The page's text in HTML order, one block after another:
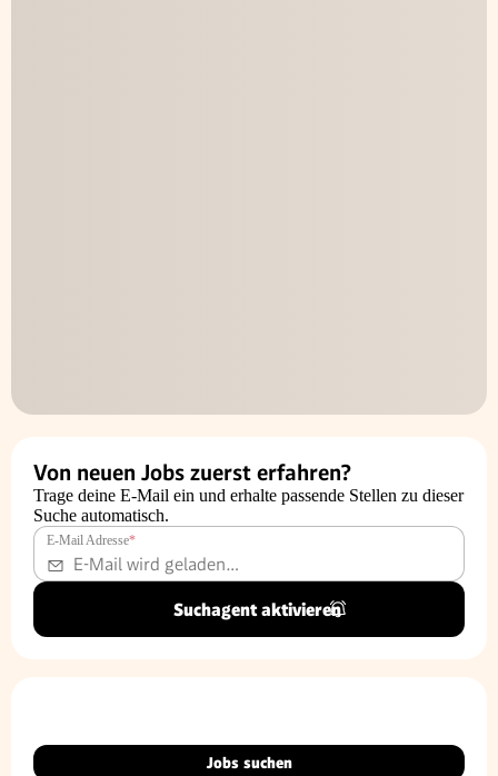
Von neuen Jobs zuerst erfahren?
Trage deine E-Mail ein und erhalte passende Stellen zu dieser
Suche automatisch.
E-Mail Adresse*
Suchagent aktivieren
Jobs suchen